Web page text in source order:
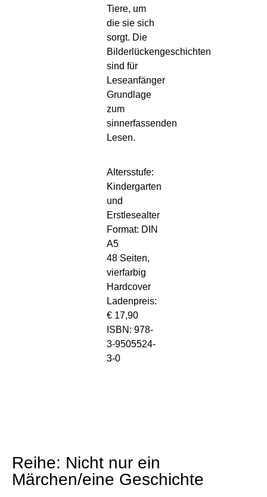
Tiere, um
die sie sich
sorgt. Die
Bilderlückengeschichten
sind für
Leseanfänger
Grundlage
zum
sinnerfassenden
Lesen.
Altersstufe:
Kindergarten
und
Erstlesealter
Format: DIN
A5
48 Seiten,
vierfarbig
Hardcover
Ladenpreis:
€ 17,90
ISBN: 978-
3-9505524-
3-0
Reihe: Nicht nur ein
Märchen/eine Geschichte